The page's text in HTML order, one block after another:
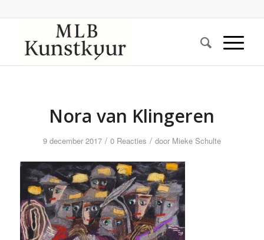
Nora van Klingeren
9 december 2017 / 0 Reacties / door Mieke Schulte